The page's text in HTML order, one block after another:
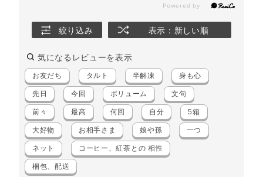
絞り込み 表示：新しい順
気になるレビューを表示
お友だち タルト 半解凍 身も心
先日 今回 ボリューム 文句
前々 最高 何回 自分 5箱
大好物 お相手さま 娘や孫 一つ
ネット コーヒー、紅茶との 相性
梱包、配送